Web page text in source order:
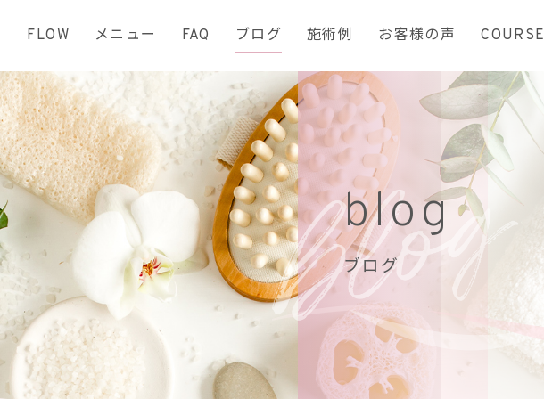
FLOW メニュー FAQ ブログ 施術例 お客様の声 COURSE
blog
ブログ